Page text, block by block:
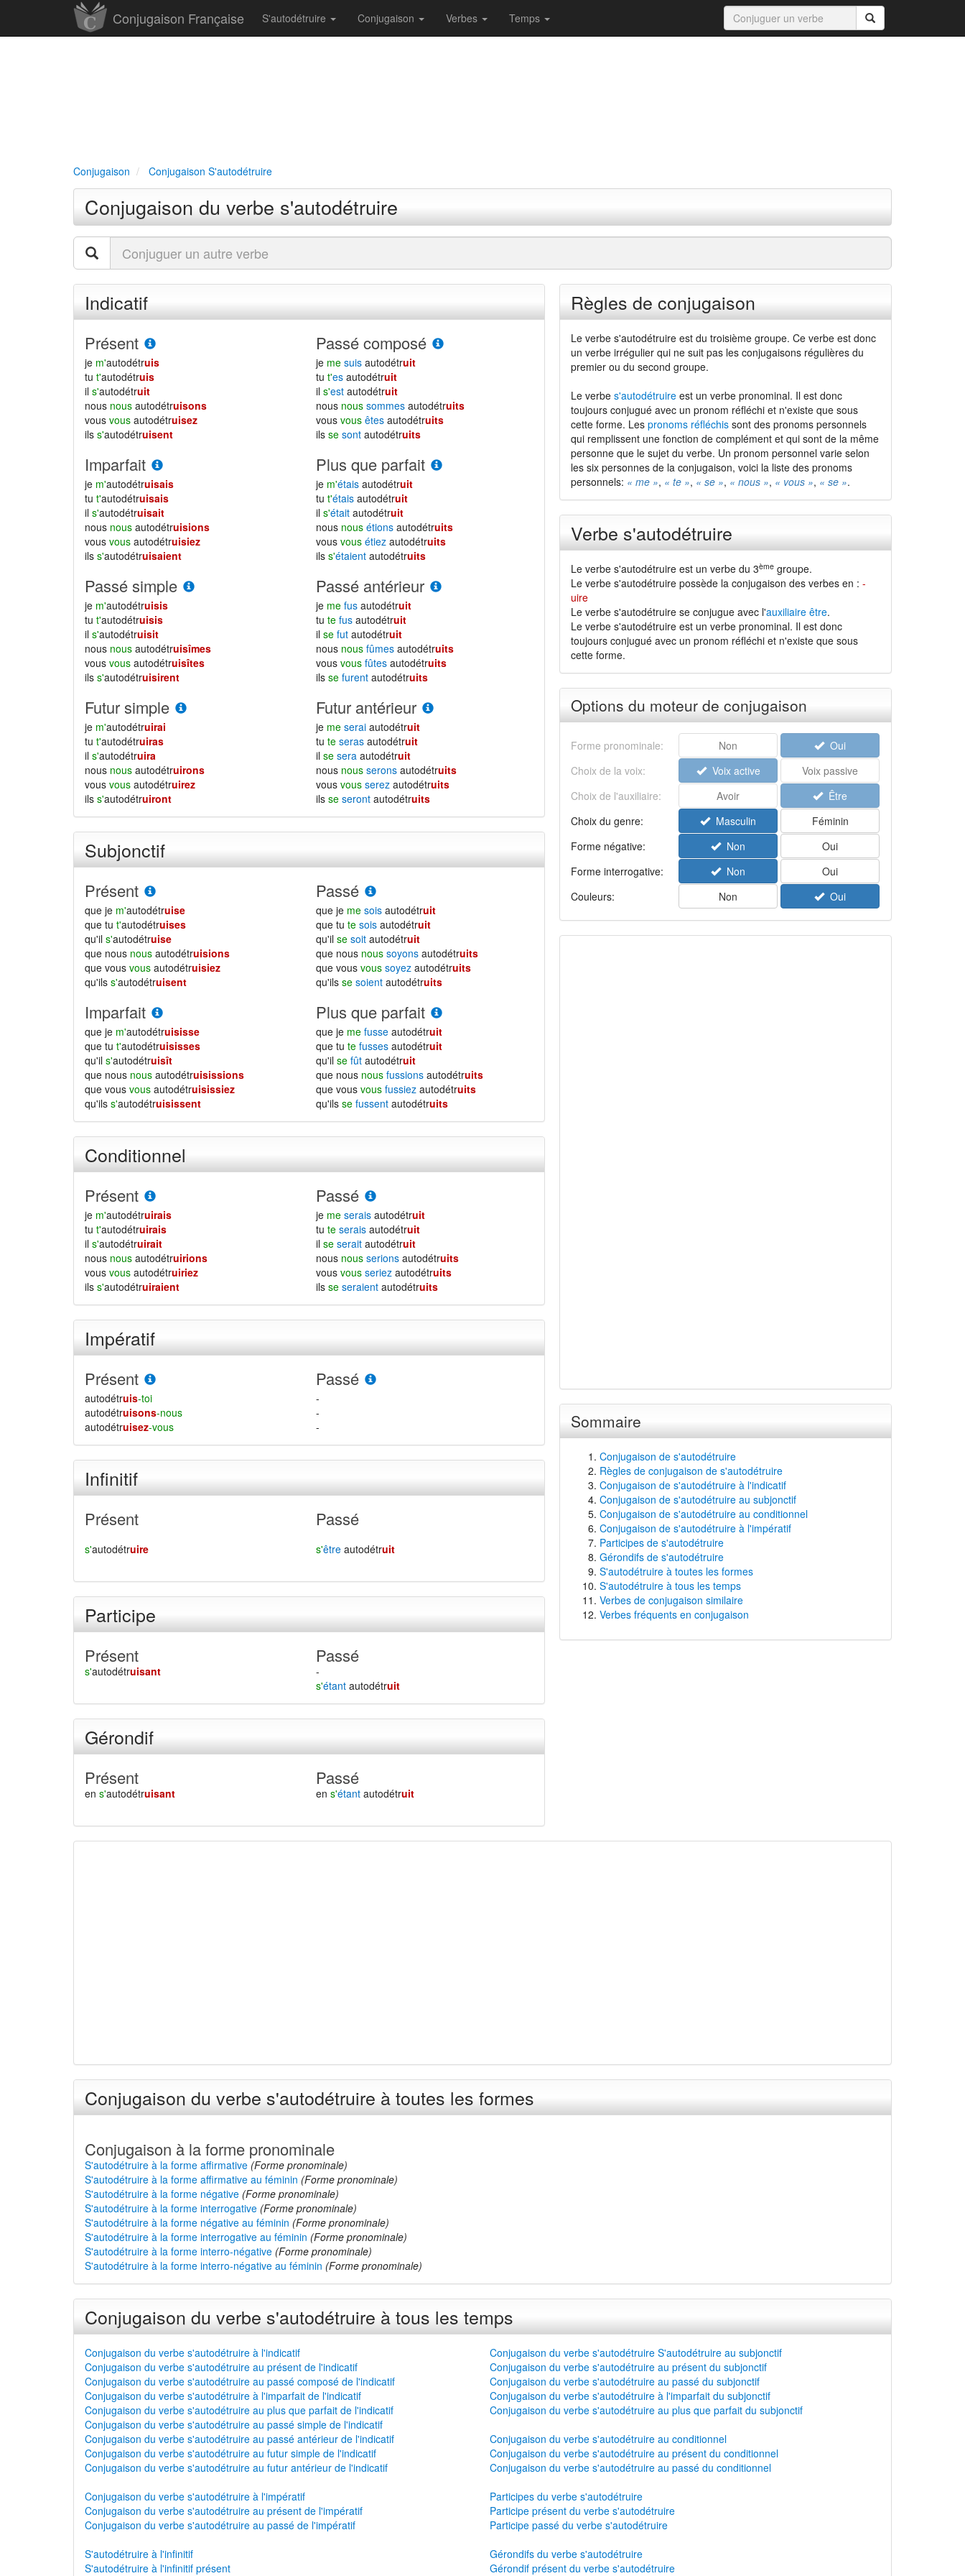
Conjugaison Française S'autodétruire Conjugaison Verbes Temps
Conjugaison Conjugaison S'autodétruire
Conjugaison du verbe s'autodétruire
Indicatif
Présent
je m'autodétruis
tu t'autodétruis
il s'autodétruit
nous nous autodétruisons
vous vous autodétruisez
ils s'autodétruisent
Passé composé
je mesuis autodétruit
tut'es autodétruit
ils'est autodétruit
nous noussommes autodétruits
vousvousêtes autodétruits
ilssesont autodétruits
Imparfait
je m'autodétruisais
tu t'autodétruisais
il s'autodétruisait
nous nous autodétruisions
vous vous autodétruisiez
ils s'autodétruisaient
Plus que parfait
je m'étais autodétruit
tut'étais autodétruit
ils'était autodétruit
nous nousétions autodétruits
vousvousétiez autodétruits
ilss'étaient autodétruits
Passé simple
je m'autodétruisis
tu t'autodétruisis
il s'autodétruisit
nous nous autodétruisîmes
vous vous autodétruisîtes
ils s'autodétruisirent
Passé antérieur
je mefus autodétruit
tutefus autodétruit
ilsefut autodétruit
nous nousfûmes autodétruits
vousvousfûtes autodétruits
ilssefurent autodétruits
Futur simple
je m'autodétruirai
tu t'autodétruiras
il s'autodétruira
nous nous autodétruirons
vous vous autodétruirez
ils s'autodétruiront
Futur antérieur
je meserai autodétruit
tuteseras autodétruit
ilsesera autodétruit
nous nousserons autodétruits
vousvousserez autodétruits
ilsseseront autodétruits
Subjonctif
Présent
que je m'autodétruise
que tu t'autodétruises
qu'il s'autodétruise
que nous nous autodétruisions
que vous vous autodétruisiez
qu'ils s'autodétruisent
Passé
que je mesois autodétruit
que tutesois autodétruit
qu'ilsesoit autodétruit
que nous noussoyons autodétruits
que vousvoussoyez autodétruits
qu'ilssesoient autodétruits
Imparfait
que je m'autodétruisisse
que tu t'autodétruisisses
qu'il s'autodétruisît
que nous nous autodétruisissions
que vous vous autodétruisissiez
qu'ils s'autodétruisissent
Plus que parfait
que je mefusse autodétruit
que tutefusses autodétruit
qu'ilsefût autodétruit
que nous nousfussions autodétruits
que vousvousfussiez autodétruits
qu'ilssefussent autodétruits
Conditionnel
Présent
je m'autodétruirais
tu t'autodétruirais
il s'autodétruirait
nous nous autodétruirions
vous vous autodétruiriez
ils s'autodétruiraient
Passé
je meserais autodétruit
tuteserais autodétruit
ilseserait autodétruit
nous nousserions autodétruits
vousvousseriez autodétruits
ilsseseraient autodétruits
Impératif
Présent
autodétruis-toi
autodétruisons-nous
autodétruisez-vous
Passé
-
-
-
Infinitif
Présent
s'autodétruire
Passé
s'être autodétruit
Participe
Présent
s'autodétruisant
Passé
-
s'étant autodétruit
Gérondif
Présent
en s'autodétruisant
Passé
ens'étant autodétruit
Règles de conjugaison
Le verbe s'autodétruire est du troisième groupe. Ce verbe est donc
un verbe irrégulier qui ne suit pas les conjugaisons régulières du
premier ou du second groupe.
Le verbe s'autodétruireest un verbe pronominal. Il est donc
toujours conjugué avec un pronom réfléchi et n'existe que sous
cette forme. Les pronoms réfléchissont des pronoms personnels
qui remplissent une fonction de complément et qui sont de la même
personne que le sujet du verbe. Un pronom personnel varie selon
les six personnes de la conjugaison, voici la liste des pronoms
personnels: « me », « te », « se », « nous », « vous », « se ».
Verbe s'autodétruire
Le verbe s'autodétruire est un verbe du 3èmegroupe.
Le verbe s'autodétruire possède la conjugaison des verbes en : -
uire
Le verbe s'autodétruire se conjugue avec l'auxiliaire être.
Le verbe s'autodétruire est un verbe pronominal. Il est donc
toujours conjugué avec un pronom réfléchi et n'existe que sous
cette forme.
Options du moteur de conjugaison
Forme pronominale: Non
Oui
Choix de la voix:
Voix active
Voix passive
Choix de l'auxiliaire:
Avoir
Être
Choix du genre:
Masculin
Féminin
Forme négative:
Non
Oui
Forme interrogative:
Non
Oui
Couleurs:
Non Oui
Sommaire
Conjugaison de s'autodétruire
Règles de conjugaison de s'autodétruire
Conjugaison de s'autodétruire à l'indicatif
Conjugaison de s'autodétruire au subjonctif
Conjugaison de s'autodétruire au conditionnel
Conjugaison de s'autodétruire à l'impératif
Participes de s'autodétruire
Gérondifs de s'autodétruire
S'autodétruire à toutes les formes
S'autodétruire à tous les temps
Verbes de conjugaison similaire
Verbes fréquents en conjugaison
Conjugaison du verbe s'autodétruire à toutes les formes
Conjugaison à la forme pronominale
S'autodétruire à la forme affirmative (Forme pronominale)
S'autodétruire à la forme affirmative au féminin (Forme pronominale)
S'autodétruire à la forme négative (Forme pronominale)
S'autodétruire à la forme interrogative (Forme pronominale)
S'autodétruire à la forme négative au féminin (Forme pronominale)
S'autodétruire à la forme interrogative au féminin (Forme pronominale)
S'autodétruire à la forme interro-négative (Forme pronominale)
S'autodétruire à la forme interro-négative au féminin (Forme pronominale)
Conjugaison du verbe s'autodétruire à tous les temps
Conjugaison du verbe s'autodétruire à l'indicatif
Conjugaison du verbe s'autodétruire au présent de l'indicatif
Conjugaison du verbe s'autodétruire au passé composé de l'indicatif
Conjugaison du verbe s'autodétruire à l'imparfait de l'indicatif
Conjugaison du verbe s'autodétruire au plus que parfait de l'indicatif
Conjugaison du verbe s'autodétruire au passé simple de l'indicatif
Conjugaison du verbe s'autodétruire au passé antérieur de l'indicatif
Conjugaison du verbe s'autodétruire au futur simple de l'indicatif
Conjugaison du verbe s'autodétruire au futur antérieur de l'indicatif
Conjugaison du verbe s'autodétruire S'autodétruire au subjonctif
Conjugaison du verbe s'autodétruire au présent du subjonctif
Conjugaison du verbe s'autodétruire au passé du subjonctif
Conjugaison du verbe s'autodétruire à l'imparfait du subjonctif
Conjugaison du verbe s'autodétruire au plus que parfait du subjonctif
Conjugaison du verbe s'autodétruire au conditionnel
Conjugaison du verbe s'autodétruire au présent du conditionnel
Conjugaison du verbe s'autodétruire au passé du conditionnel
Conjugaison du verbe s'autodétruire à l'impératif
Conjugaison du verbe s'autodétruire au présent de l'impératif
Conjugaison du verbe s'autodétruire au passé de l'impératif
S'autodétruire à l'infinitif
S'autodétruire à l'infinitif présent
Participes du verbe s'autodétruire
Participe présent du verbe s'autodétruire
Participe passé du verbe s'autodétruire
Gérondifs du verbe s'autodétruire
Gérondif présent du verbe s'autodétruire